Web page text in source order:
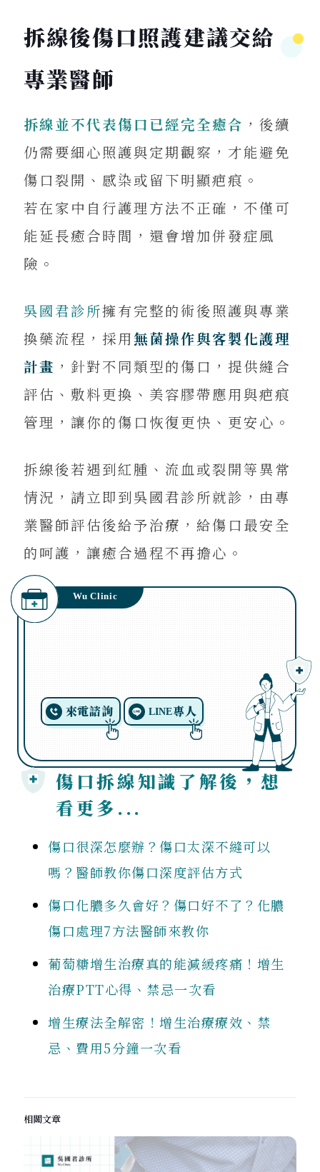
拆線後傷口照護建議交給
專業醫師
拆線並不代表傷口已經完全癒合 ，後續
仍需要細心照護與定期觀察，才能避免
傷口裂開、感染或留下明顯疤痕。
若在家中自行護理方法不正確，不僅可
能延長癒合時間，還會增加併發症風
險。
吳國君診所擁有完整的術後照護與專業
換藥流程，採用無菌操作與客製化護理
計畫 ，針對不同類型的傷口，提供縫合
評估、敷料更換、美容膠帶應用與疤痕
管理，讓你的傷口恢復更快、更安心。
拆線後若遇到紅腫、流血或裂開等異常
情況，請立即到吳國君診所就診，由專
業醫師評估後給予治療，給傷口最安全
的呵護，讓癒合過程不再擔心。
來電諮詢 LINE專人
Wu Clinic
傷口拆線知識了解後，想
看更多...
傷口很深怎麼辦？傷口太深不縫可以
嗎？醫師教你傷口深度評估方式
傷口化膿多久會好？傷口好不了？化膿
傷口處理7方法醫師來教你
葡萄糖增生治療真的能減緩疼痛！增生
治療PTT心得、禁忌一次看
增生療法全解密！增生治療療效、禁
忌、費用5分鐘一次看
相關文章